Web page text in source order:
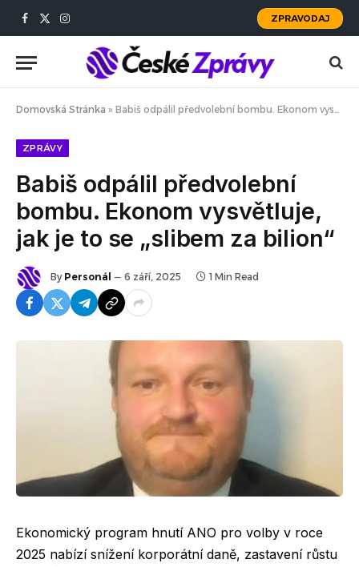
Facebook
X
Instagram
ZPRAVODAJ
Domovská Stránka » Babiš odpálil předvolební bombu. Ekonom vysvětluje, jak je to se „slibem za bilion“
ZPRÁVY
Babiš odpálil předvolební
bombu. Ekonom vysvětluje,
jak je to se „slibem za bilion“
By Personál 6 září, 2025 1 Min Read
Ekonomický program hnutí ANO pro volby v roce
2025 nabízí snížení korporátní daně, zastavení růstu